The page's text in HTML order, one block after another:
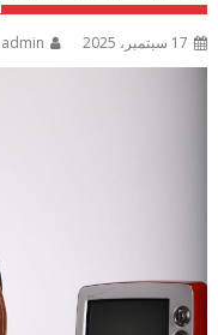
17 سبتمبر، 2025 admin